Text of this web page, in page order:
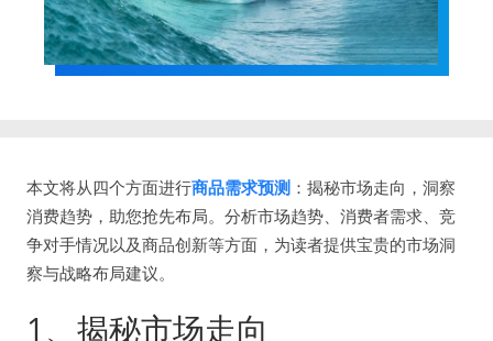
本文将从四个方面进行商品需求预测 ：揭秘市场走向，洞察
消费趋势，助您抢先布局。分析市场趋势、消费者需求、竞
争对手情况以及商品创新等方面，为读者提供宝贵的市场洞
察与战略布局建议。
1、揭秘市场走向